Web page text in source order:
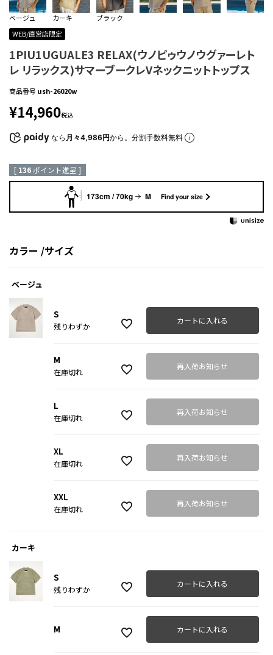
ベージュ カーキ
ブラック
WEB/直営店限定
1PIU1UGUALE3 RELAX(ウノピゥウノウグァーレト
レ リラックス)サマーブークレVネックニットトップス
商品番号 ush-26020w
¥14,960税込
なら 月々4,986円から。分割手数料無料
[ 136ポイント進呈 ]
173cm / 70kg M Find your size
カラー サイズ
ベージュ
S
残りわずか
カートに入れる
M
在庫切れ
再入荷お知らせ
L
在庫切れ
再入荷お知らせ
XL
在庫切れ
再入荷お知らせ
XXL
在庫切れ
再入荷お知らせ
カーキ
S
残りわずか
カートに入れる
M カートに入れる